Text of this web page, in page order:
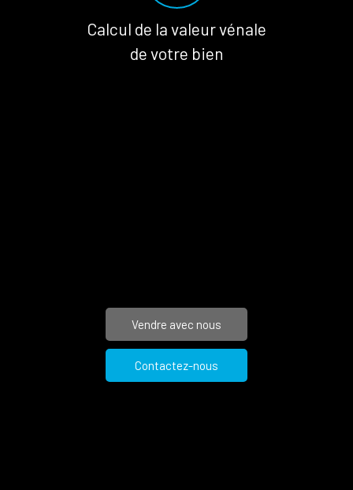
Calcul de la valeur vénale
de votre bien
Vendre avec nous
Contactez-nous